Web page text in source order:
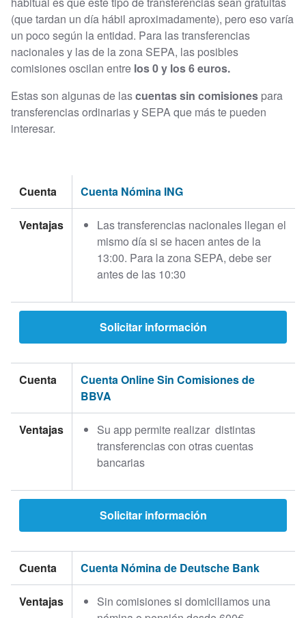
(que tardan un día hábil aproximadamente), pero eso varía
un poco según la entidad. Para las transferencias
nacionales y las de la zona SEPA, las posibles
comisiones oscilan entre los 0 y los 6 euros.
Estas son algunas de lascuentas sin comisiones para
transferencias ordinarias y SEPA que más te pueden
interesar.
Cuenta Cuenta Nómina ING
Ventajas
Las transferencias nacionales llegan el
mismo día si se hacen antes de la
13:00. Para la zona SEPA, debe ser
antes de las 10:30
Solicitar información
Cuenta
Cuenta Online Sin Comisiones de
BBVA
Ventajas
Su app permite realizar distintas
transferencias con otras cuentas
bancarias
Solicitar información
Cuenta Cuenta Nómina de Deutsche Bank
Ventajas
Sin comisiones si domiciliamos una